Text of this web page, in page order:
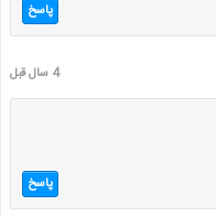
پاسخ
4 سال قبل
پاسخ